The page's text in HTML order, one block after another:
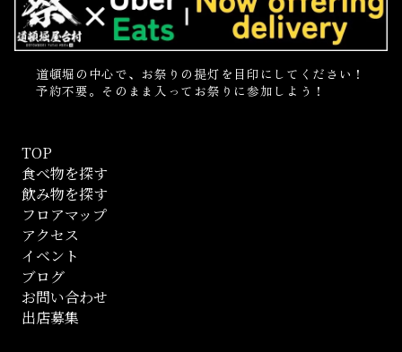
道頓堀の中心で、お祭りの提灯を目印にしてください！
予約不要。そのまま入ってお祭りに参加しよう！
TOP
食べ物を探す
飲み物を探す
フロアマップ
アクセス
イベント
ブログ
お問い合わせ
出店募集